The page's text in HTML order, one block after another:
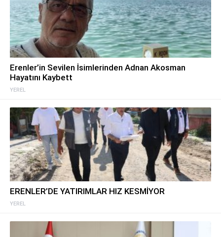
YEREL
Erenler’in Sevilen İsimlerinden Adnan Akosman
Hayatını Kaybett
YEREL
ERENLER’DE YATIRIMLAR HIZ KESMİYOR